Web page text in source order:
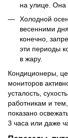
на улице. Она
Холодной
весенними
конечно,
эти периоды
в жару.
Кондиционеры,
мониторов
усталость,
работникам и
показано
3 часа или даже